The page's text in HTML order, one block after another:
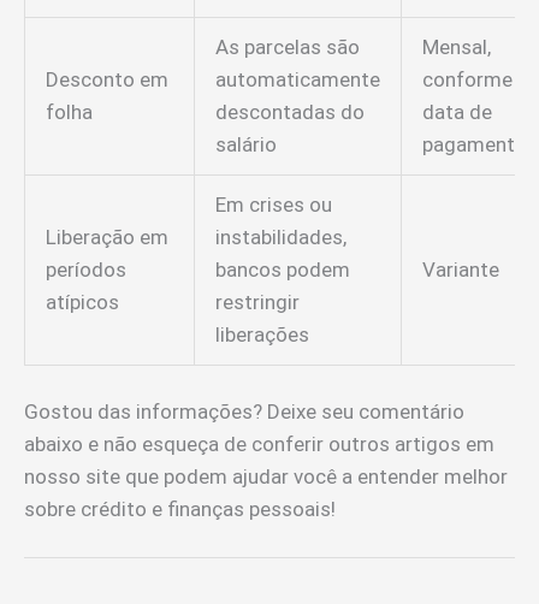
Desconto em
folha
As parcelas são
automaticamente
descontadas do
salário
Mensal,
conforme
data de
pagamento
Liberação em
períodos
atípicos
Em crises ou
instabilidades,
bancos podem
restringir
liberações
Variante
Gostou das informações? Deixe seu comentário
abaixo e não esqueça de conferir outros artigos em
nosso site que podem ajudar você a entender melhor
sobre crédito e finanças pessoais!